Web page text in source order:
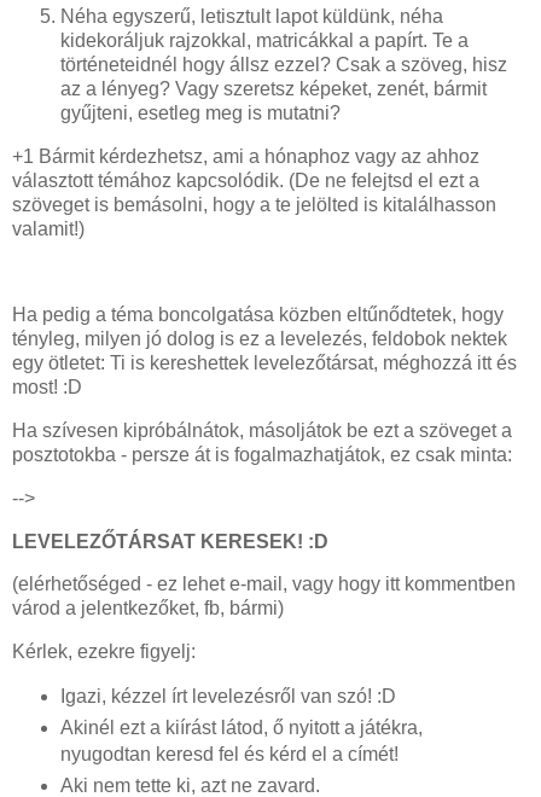
Néha egyszerű, letisztult lapot küldünk, néha
kidekoráljuk rajzokkal, matricákkal a papírt. Te a
történeteidnél hogy állsz ezzel? Csak a szöveg, hisz
az a lényeg? Vagy szeretsz képeket, zenét, bármit
gyűjteni, esetleg meg is mutatni?
+1 Bármit kérdezhetsz, ami a hónaphoz vagy az ahhoz
választott témához kapcsolódik. (De ne felejtsd el ezt a
szöveget is bemásolni, hogy a te jelölted is kitalálhasson
valamit!)
Ha pedig a téma boncolgatása közben eltűnődtetek, hogy
tényleg, milyen jó dolog is ez a levelezés, feldobok nektek
egy ötletet: Ti is kereshettek levelezőtársat, méghozzá itt és
most! :D
Ha szívesen kipróbálnátok, másoljátok be ezt a szöveget a
posztotokba - persze át is fogalmazhatjátok, ez csak minta:
-->
LEVELEZŐTÁRSAT KERESEK! :D
(elérhetőséged - ez lehet e-mail, vagy hogy itt kommentben
várod a jelentkezőket, fb, bármi)
Kérlek, ezekre figyelj:
Igazi, kézzel írt levelezésről van szó! :D
Akinél ezt a kiírást látod, ő nyitott a játékra,
nyugodtan keresd fel és kérd el a címét!
Aki nem tette ki, azt ne zavard.